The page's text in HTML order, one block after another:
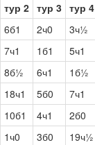
тур 2 тур 3 тур 4
6б1 2ч0 3ч½
7ч1 1б1 5ч1
8б½ 6ч1 1б½
18ч1 5б0 7ч1
10б1 4ч1 2б0
1ч0 3б0 19ч½